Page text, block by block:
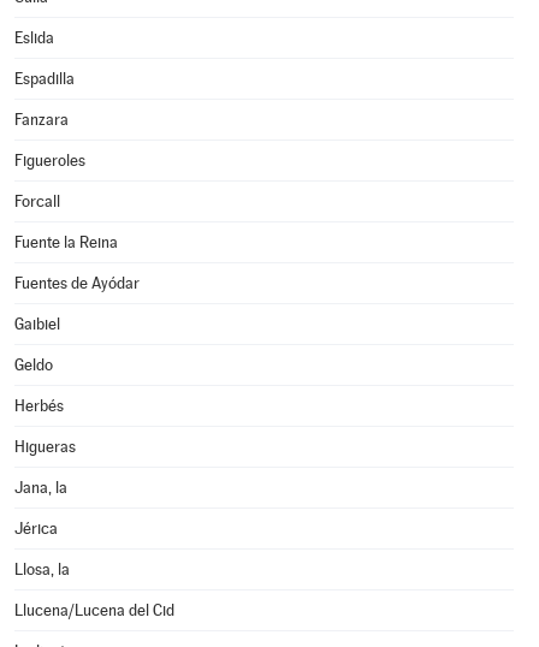
Eslida
Espadilla
Fanzara
Figueroles
Forcall
Fuente la Reina
Fuentes de Ayódar
Gaibiel
Geldo
Herbés
Higueras
Jana, la
Jérica
Llosa, la
Llucena/Lucena del Cid